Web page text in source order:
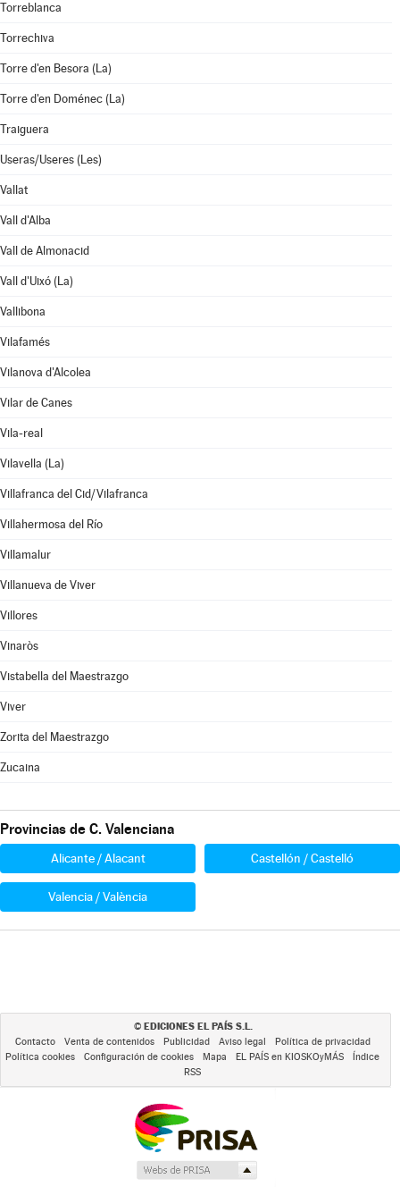
Torreblanca
Torrechiva
Torre d'en Besora (La)
Torre d'en Doménec (La)
Traiguera
Useras/Useres (Les)
Vallat
Vall d'Alba
Vall de Almonacid
Vall d'Uixó (La)
Vallibona
Vilafamés
Vilanova d'Alcolea
Vilar de Canes
Vila-real
Vilavella (La)
Villafranca del Cid/Vilafranca
Villahermosa del Río
Villamalur
Villanueva de Viver
Villores
Vinaròs
Vistabella del Maestrazgo
Viver
Zorita del Maestrazgo
Zucaina
Provincias de C. Valenciana
Alicante / Alacant Castellón / Castelló
Valencia / València
© EDICIONES EL PAÍS S.L.
Contacto Venta de contenidos Publicidad Aviso legal
Política de privacidad
Política cookies
Configuración de cookies Mapa EL PAÍS en KIOSKOyMÁS
Índice
RSS